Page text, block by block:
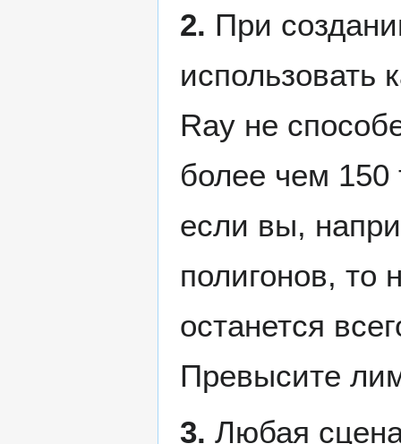
2. При
использовать
Ray не
более чем 150
если вы,
полигонов, то
останется
Превысите
3. Любая